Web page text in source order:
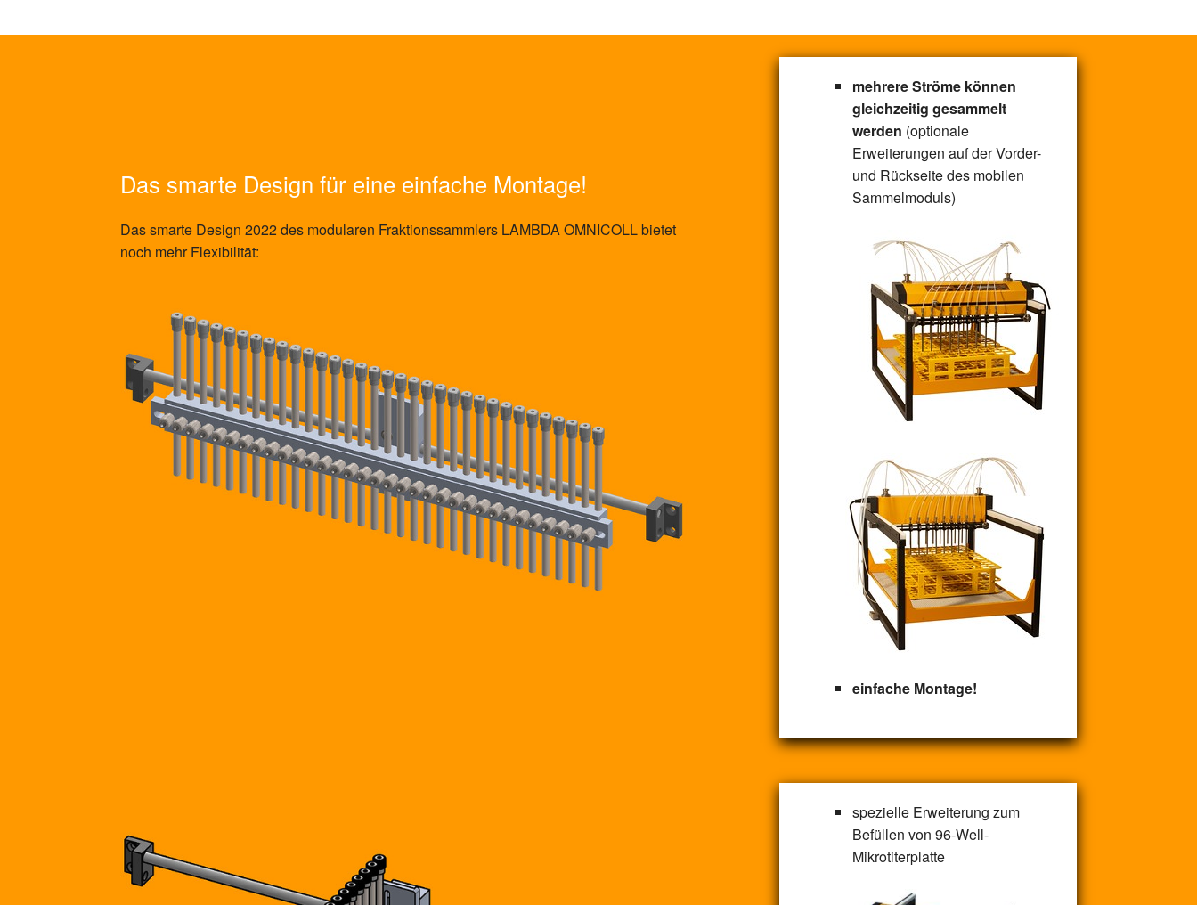
Das smarte Design für eine einfache Montage!
Das smarte Design 2022 des modularen Fraktionssammlers LAMBDA OMNICOLL bietet
noch mehr Flexibilität:
mehrere Ströme können
gleichzeitig gesammelt
werden (optionale
Erweiterungen auf der Vorder-
und Rückseite des mobilen
Sammelmoduls)
einfache Montage!
spezielle Erweiterung zum
Befüllen von 96-Well-
Mikrotiterplatte